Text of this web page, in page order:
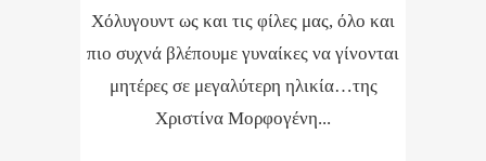
Χόλυγουντ ως και τις φίλες μας, όλο και
πιο συχνά βλέπουμε γυναίκες να γίνονται
μητέρες σε μεγαλύτερη ηλικία…της
Χριστίνα Μορφογένη...